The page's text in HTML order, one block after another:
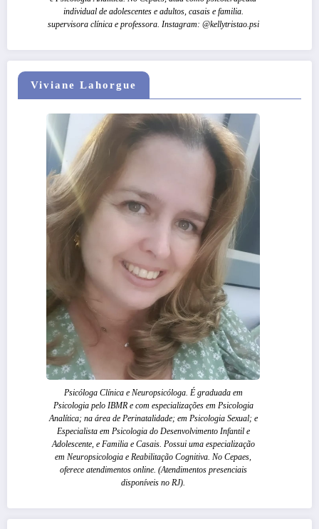
individual de adolescentes e adultos, casais e familia.
supervisora clínica e professora. Instagram: @kellytristao.psi
Viviane Lahorgue
Psicóloga Clínica e Neuropsicóloga. É graduada em
Psicologia pelo IBMR e com especializações em Psicologia
Analítica; na área de Perinatalidade; em Psicologia Sexual; e
Especialista em Psicologia do Desenvolvimento Infantil e
Adolescente, e Familia e Casais. Possui uma especialização
em Neuropsicologia e Reabilitação Cognitiva. No Cepaes,
oferece atendimentos online. (Atendimentos presenciais
disponíveis no RJ).